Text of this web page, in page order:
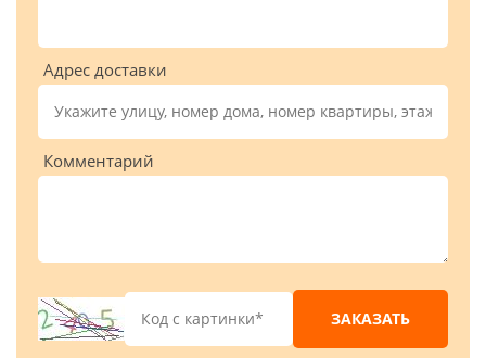
Адрес доставки
Комментарий
ЗАКАЗАТЬ